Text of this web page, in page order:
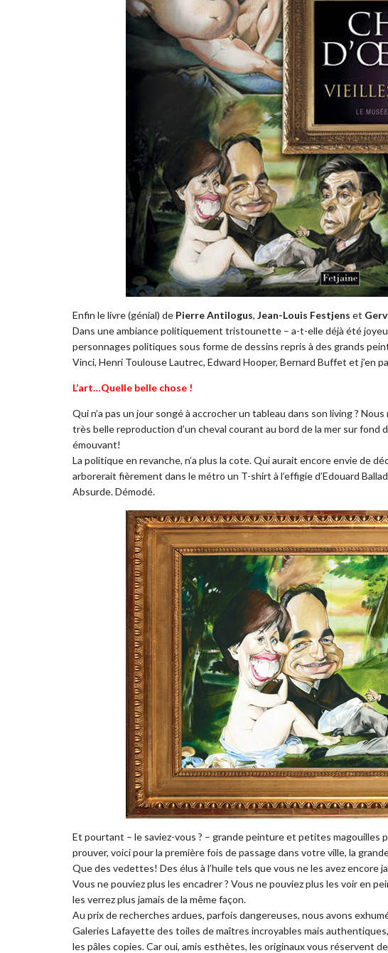
Enfin le livre (génial) de Pierre Antilogus, Jean-Louis Festjens et
Dans une ambiance politiquement tristounette – a-t-elle déjà été
personnages politiques sous forme de dessins repris à des grands
Vinci, Henri Toulouse Lautrec, Edward Hooper, Bernard Buffet et j’en
L’art…Quelle belle chose !
Qui n’a pas un jour songé à accrocher un tableau dans son living ?
très belle reproduction d’un cheval courant au bord de la mer sur fond
émouvant!
La politique en revanche, n’a plus la cote. Qui aurait encore envie de
arborerait fièrement dans le métro un T-shirt à l’effigie d’Edouard
Absurde. Démodé.
Et pourtant – le saviez-vous ? – grande peinture et petites magouilles
prouver, voici pour la première fois de passage dans votre ville, la
Que des vedettes! Des élus à l’huile tels que vous ne les avez encore
Vous ne pouviez plus les encadrer ? Vous ne pouviez plus les voir en
les verrez plus jamais de la même façon.
Au prix de recherches ardues, parfois dangereuses, nous avons
Galeries Lafayette des toiles de maîtres incroyables mais
les pâles copies. Car oui, amis esthètes, les originaux vous réservent